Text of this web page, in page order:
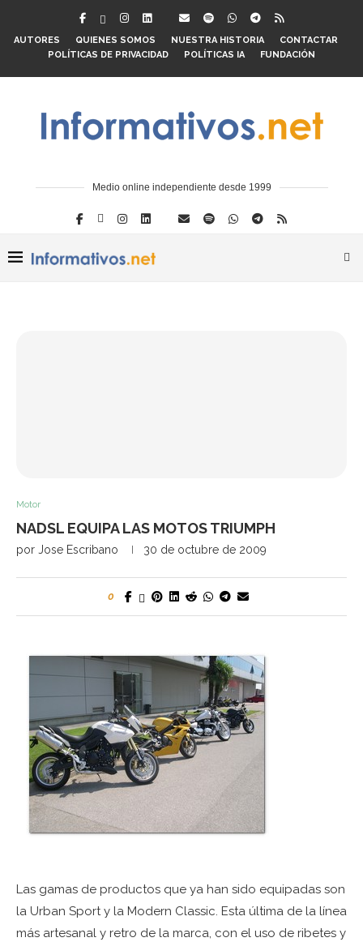
AUTORES QUIENES SOMOS NUESTRA HISTORIA
CONTACTAR
POLÍTICAS DE PRIVACIDAD
POLÍTICAS IA FUNDACIÓN
Medio online independiente desde 1999
Motor
NADSL EQUIPA LAS MOTOS TRIUMPH
por Jose Escribano 30 de octubre de 2009
0
Las gamas de productos que ya han sido equipadas son
la Urban Sport y la Modern Classic. Esta última de la línea
más artesanal y retro de la marca, con el uso de ribetes y